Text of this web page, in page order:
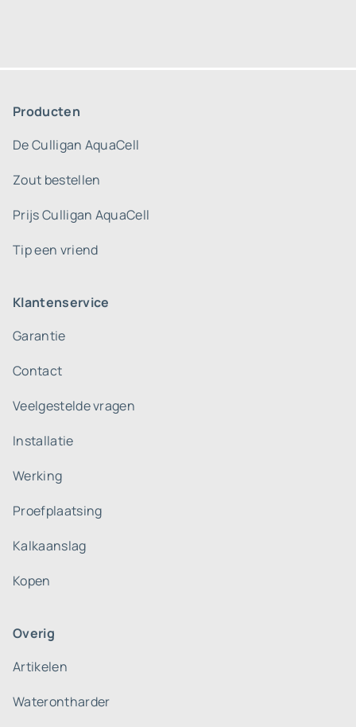
Producten
De Culligan AquaCell
Zout bestellen
Prijs Culligan AquaCell
Tip een vriend
Klantenservice
Garantie
Contact
Veelgestelde vragen
Installatie
Werking
Proefplaatsing
Kalkaanslag
Kopen
Overig
Artikelen
Waterontharder